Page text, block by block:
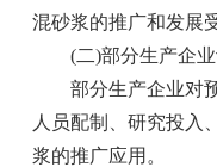
混砂浆的推广和发展
(二)部分生产企业
部分生产企业对预
人员配制、研究投入
浆的推广应用。